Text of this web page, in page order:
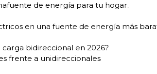
de energía para tu hogar.
en una fuente de energía más
bidireccional en 2026?
frente a unidireccionales